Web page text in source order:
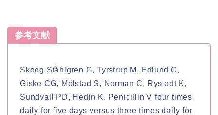
参考文献
Skoog Ståhlgren G, Tyrstrup M, Edlund C,
Giske CG, Mölstad S, Norman C, Rystedt K,
Sundvall PD, Hedin K. Penicillin V four times
daily for five days versus three times daily for